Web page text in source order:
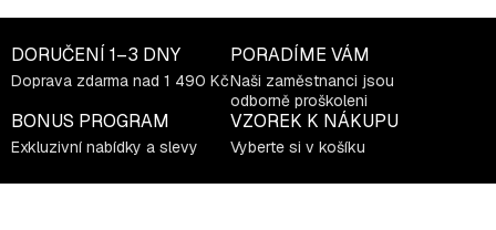
c
í
p
v
k
y
DORUČENÍ 1–3 DNY
Doprava zdarma nad 1 490 Kč
PORADÍME VÁM
Naši zaměstnanci jsou
odborně proškoleni
BONUS PROGRAM
Exkluzivní nabídky a slevy
VZOREK K NÁKUPU
Vyberte si v košíku